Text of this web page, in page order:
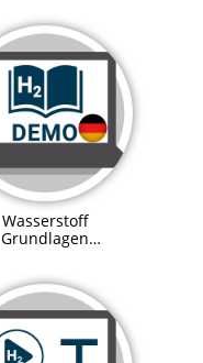
Wasserstoff
Grundlagen